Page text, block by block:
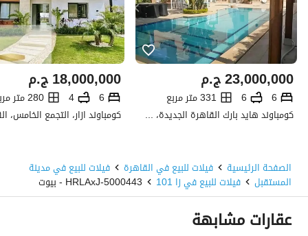
ج.م23,000,000
6
6
331 متر مربع
كومباوند هايد بارك القاهرة الجديدة، التجمع الخامس، القاهرة الجديدة، القاهرة
ج.م18,000,000
6
4 280 متر مربع
الصفحة الرئيسية فيلات للبيع في القاهرة فيلات للبيع في مدينة
المستقبل فيلات للبيع في زا 101 5000443-HRLAxJ - بيوت
عقارات مشابهة